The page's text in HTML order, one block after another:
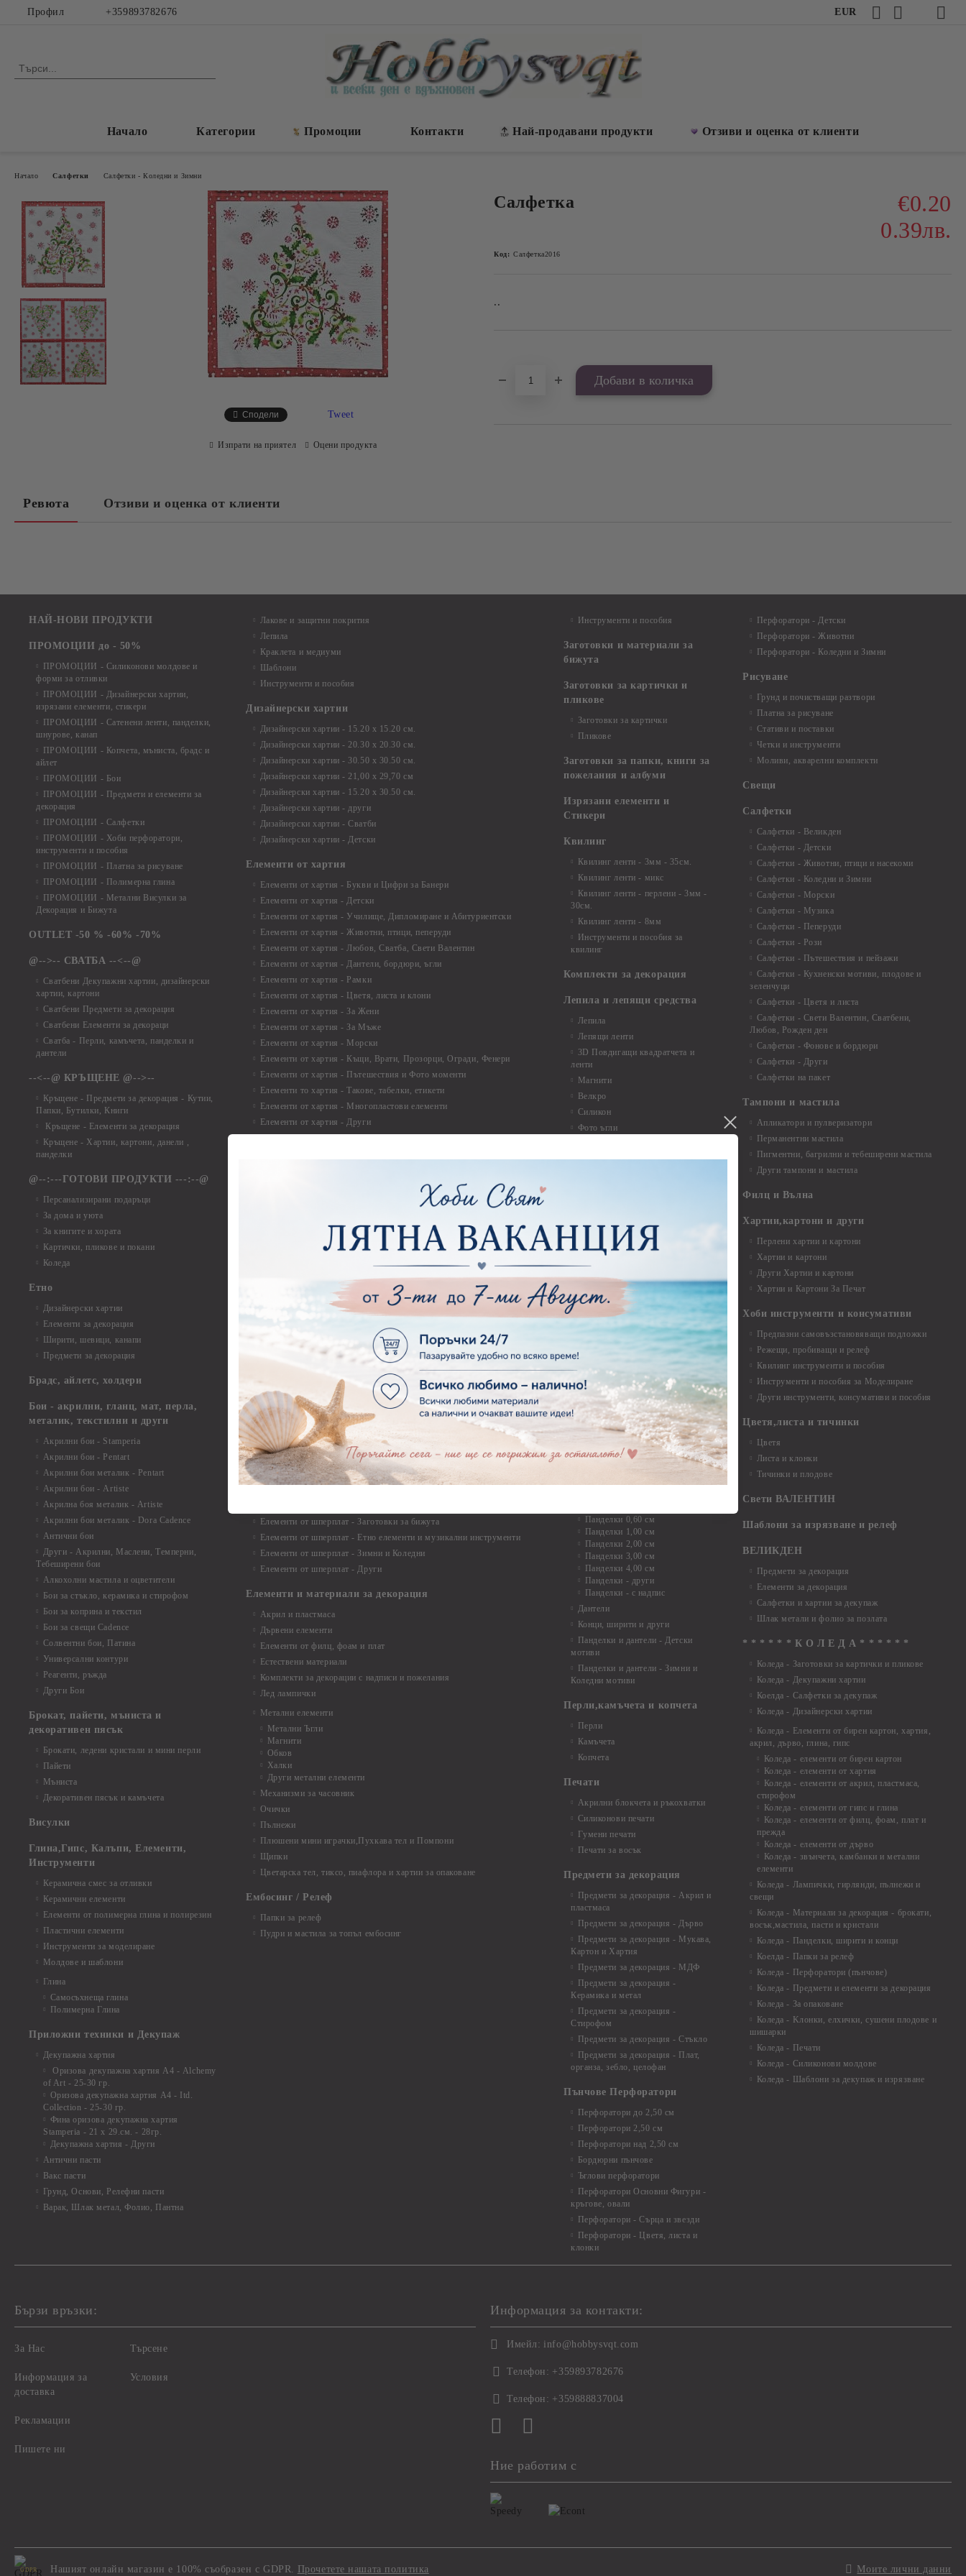
Профил +359893782676 EUR
Начало Категории Промоции Контакти Най-продавани продукти Отзиви и оценка от клиенти
Начало Салфетки Салфетки - Коледни и Зимни
Салфетка
€0.20
0.39лв.
Код: Салфетка2016
..
Сподели Tweet
Изпрати на приятел Оцени продукта
Ревюта Отзиви и оценка от клиенти
НАЙ-НОВИ ПРОДУКТИ
ПРОМОЦИИ до - 50%
ПРОМОЦИИ - Силиконови молдове и
форми за отливки
ПРОМОЦИИ - Дизайнерски хартии,
изрязани елементи, стикери
ПРОМОЦИИ - Сатенени ленти, панделки,
шнурове, канап
ПРОМОЦИИ - Копчета, мъниста, брадс и
айлет
ПРОМОЦИИ - Бои
ПРОМОЦИИ - Предмети и елементи за
декорация
ПРОМОЦИИ - Салфетки
ПРОМОЦИИ - Хоби перфоратори,
инструменти и пособия
ПРОМОЦИИ - Платна за рисуване
ПРОМОЦИИ - Полимерна глина
ПРОМОЦИИ - Метални Висулки за
Декорация и Бижута
OUTLET -50 % -60% -70%
@-->-- СВАТБА --<--@
Сватбени Декупажни хартии, дизайнерски
хартии, картони
Сватбени Предмети за декорация
Сватбени Елементи за декораци
Сватба - Перли, камъчета, панделки и
дантели
--<--@ КРЪЩЕНЕ @-->--
Кръщене - Предмети за декорация - Кутии,
Папки, Бутилки, Книги
Кръщене - Елементи за декорация
Кръщене - Хартии, картони, данели ,
панделки
@--:---ГОТОВИ ПРОДУКТИ ---:--@
Персанализирани подаръци
За дома и уюта
За книгите и хората
Картички, пликове и покани
Коледа
Етно
Дизайнерски хартии
Елементи за декорация
Ширити, шевици, канапи
Предмети за декорация
Брадс, айлетс, холдери
Бои - акрилни, гланц, мат, перла,
металик, текстилни и други
Акрилни бои - Stamperia
Акрилни бои - Pentart
Акрилни бои металик - Pentart
Акрилни бои - Artiste
Акрилна боя металик - Artiste
Акрилни бои металик - Dora Cadence
Антични бои
Други - Акрилни, Маслени, Темперни,
Тебеширени бои
Алкохолни мастила и оцветители
Бои за стъкло, керамика и стирофом
Бои за коприна и текстил
Бои за свещи Cadence
Солвентни бои, Патина
Универсални контури
Реагенти, ръжда
Други Бои
Брокат, пайети, мъниста и
декоративен пясък
Брокати, ледени кристали и мини перли
Пайети
Мъниста
Декоративен пясък и камъчета
Висулки
Глина,Гипс, Калъпи, Елементи,
Инструменти
Керамична смес за отливки
Керамични елементи
Елементи от полимерна глина и полирезин
Пластични елементи
Инструменти за моделиране
Молдове и шаблони
Глина
Самосъхнеща глина
Полимерна Глина
Приложни техники и Декупаж
Декупажна хартия
Оризова декупажна хартия А4 - Alchemy
of Art - 25-30 гр.
Оризова декупажна хартия А4 - Itd.
Collection - 25-30 гр.
Фина оризова декупажна хартия
Stamperia - 21 х 29.см. - 28гр.
Декупажна хартия - Други
Антични пасти
Вакс пасти
Грунд, Основи, Релефни пасти
Варак, Шлак метал, Фолио, Пантна
Лакове и защитни покрития
Лепила
Краклета и медиуми
Шаблони
Инструменти и пособия
Дизайнерски хартии
Дизайнерски хартии - 15.20 х 15.20 см.
Дизайнерски хартии - 20.30 х 20.30 см.
Дизайнерски хартии - 30.50 х 30.50 см.
Дизайнерски хартии - 21,00 х 29,70 см
Дизайнерски хартии - 15.20 x 30.50 см.
Дизайнерски хартии - други
Дизайнерски хартии - Сватби
Дизайнерски хартии - Детски
Елементи от хартия
Елементи от хартия - Букви и Цифри за Банери
Елементи от хартия - Детски
Елементи от хартия - Училище, Дипломиране и Абитуриентски
Елементи от хартия - Животни, птици, пеперуди
Елементи от хартия - Любов, Сватба, Свети Валентин
Елементи от хартия - Дантели, бордюри, ъгли
Елементи от хартия - Рамки
Елементи от хартия - Цветя, листа и клони
Елементи от хартия - За Жени
Елементи от хартия - За Мъже
Елементи от хартия - Морски
Елементи от хартия - Къщи, Врати, Прозорци, Огради, Фенери
Елементи от хартия - Пътешествия и Фото моменти
Елементи то хартия - Такове, табелки, етикети
Елементи от хартия - Многопластови елементи
Елементи от хартия - Други
Елементи от бирен картон - Надписи на български
Елементи от бирен картон - Ъгли и орнаменти
Елементи от бирен картон - Училище, Дипломиране и Завършване
Елементи от бирен картон - Бебшки и Детски елементи
Елементи от бирен картон - Цветя и Животни
Елементи от бирен картон - Стиймпънк и Мъжки елементи
Елементи от бирен картон - Пътешестия - море, планина ,транспорт
Елементи от бирен картон - Други
Елементи от бирен картон - За миниатюри, дълбоки рамки, бебешки
съкровища и екслоадиращи кутии
Елементи от бирен картон - Коледа и Зима
Елементи от бирен картон - Тематични комплекти
Елементи от бирен картон - Шейкър заготовки от бирен картон за
3D картички, албуми, ръчно израбоени проекти
Елементи от шперплат
Елементи от шперплат - Заготовки за бижута
Елементи от шперплат - Етно елементи и музикални инструменти
Елементи от шперплат - Зимни и Коледни
Елементи от шперплат - Други
Елементи и материали за декорация
Акрил и пластмаса
Дървени елементи
Елементи от филц, фоам и плат
Естествени материали
Комплекти за декорации с надписи и пожелания
Лед лампички
Метални елементи
Метални Ъгли
Магнити
Обков
Халки
Други метални елементи
Механизми за часовник
Очички
Пълнежи
Плюшени мини играчки,Пухкава тел и Помпони
Щипки
Цветарска тел, тиксо, пиафлора и хартии за опаковане
Ембосинг / Релеф
Папки за релеф
Пудри и мастила за топъл ембосинг
Инструменти и пособия
Заготовки и материали за
бижута
Заготовки за картички и
пликове
Заготовки за картички
Пликове
Заготовки за папки, книги за
пожелания и албуми
Изрязани елементи и
Стикери
Квилинг
Квилинг ленти - 3мм - 35см.
Квилинг ленти - микс
Квилинг ленти - перлени - 3мм -
30см.
Квилинг ленти - 8мм
Инструменти и пособия за
квилинг
Комплекти за декорация
Лепила и лепящи средства
Лепила
Лепящи ленти
3D Повдигащи квадратчета и
ленти
Магнити
Велкро
Силикон
Фото ъгли
Дръжки
Закачалки
Крака за мебели
Други аксесоари, материали и
инструменти
Моливи, маркери, химикали,
пастели и восъци
Восъци
Маркери, флумастери, химикали
Пастели
Панделки, дантели и други
Панделки 0,60 см
Панделки 1,00 см
Панделки 2,00 см
Панделки 3,00 см
Панделки 4,00 см
Панделки - други
Панделки - с надпис
Дантели
Конци, ширити и други
Панделки и дантели - Детски
мотиви
Панделки и дантели - Зимни и
Коледни мотиви
Перли,камъчета и копчета
Перли
Камъчета
Копчета
Печати
Акрилни блокчета и ръкохватки
Силиконови печати
Гумени печати
Печати за восък
Предмети за декорация
Предмети за декорация - Акрил и
пластмаса
Предмети за декорация - Дърво
Предмети за декорация - Мукава,
Картон и Хартия
Предмети за декорация - МДФ
Предмети за декорация -
Керамика и метал
Предмети за декорация -
Стирофом
Предмети за декорация - Стъкло
Предмети за декорация - Плат,
органза, зебло, целофан
Пънчове Перфоратори
Перфоратори до 2,50 см
Перфоратори 2,50 см
Перфоратори над 2,50 см
Бордюрни пънчове
Ъглови перфоратори
Перфоратори Основни Фигури -
кръгове, овали
Перфоратори - Сърца и звезди
Перфоратори - Цветя, листа и
клонки
Перфоратори - Детски
Перфоратори - Животни
Перфоратори - Коледни и Зимни
Рисуване
Грунд и почистващи разтвори
Платна за рисуване
Стативи и поставки
Четки и инструменти
Моливи, акварелни комплекти
Свещи
Салфетки
Салфетки - Великден
Салфетки - Детски
Салфетки - Животни, птици и насекоми
Салфетки - Коледни и Зимни
Салфетки - Морски
Салфетки - Музика
Салфетки - Пеперуди
Салфетки - Рози
Салфетки - Пътешествия и пейзажи
Салфетки - Кухненски мотиви, плодове и
зеленчуци
Салфетки - Цветя и листа
Салфетки - Свети Валентин, Сватбени,
Любов, Рожден ден
Салфетки - Фонове и бордюри
Салфетки - Други
Салфетки на пакет
Тампони и мастила
Апликатори и пулверизатори
Перманентни мастила
Пигментни, багрилни и тебеширени мастила
Други тампони и мастила
Филц и Вълна
Хартии,картони и други
Перлени хартии и картони
Хартии и картони
Други Хартии и картони
Хартии и Картони За Печат
Хоби инструменти и консумативи
Предпазни самовъзстановяващи подложки
Режещи, пробиващи и релеф
Квилинг инструменти и пособия
Инструменти и пособия за Моделиране
Други инструменти, консумативи и пособия
Цветя,листа и тичинки
Цветя
Листа и клонки
Тичинки и плодове
Свети ВАЛЕНТИН
Шаблони за изрязване и релеф
ВЕЛИКДЕН
Предмети за декорация
Елементи за декорация
Салфетки и хартии за декупаж
Шлак метали и фолио за позлата
* * * * * * К О Л Е Д А * * * * * *
Коледа - Заготовки за картички и пликове
Коледа - Декупажни хартии
Коелда - Салфетки за декупаж
Коледа - Дизайнерски хартии
Коледа - Eлементи от бирен картон, хартия,
акрил, дърво, глина, гипс
Коледа - елементи от бирен картон
Коледа - елементи от хартия
Коледа - елементи от акрил, пластмаса,
стирофом
Коледа - елементи от гипс и глина
Коледа - елементи от филц, фоам, плат и
прежда
Коледа - елементи от дърво
Коледа - звънчета, камбанки и метални
елементи
Коледа - Лампички, гирлянди, пълнежи и
свещи
Коледа - Материали за декорация - брокати,
восък,мастила, пасти и кристали
Коледа - Панделки, ширити и конци
Коелда - Папки за релеф
Коледа - Перфоратори (пънчове)
Коледа - Предмети и елементи за декорация
Коледа - За опаковане
Коледа - Kлонки, елхички, сушени плодове и
шишарки
Коледа - Печати
Коледа - Силиконови молдове
Коледа - Шаблони за декупаж и изрязване
Бързи връзки:
За Нас
Информация за
доставка
Рекламации
Пишете ни
Търсене
Условия
Информация за контакти:
Имейл: info@hobbysvqt.com
Телефон: +359893782676
Телефон: +359888837004
Ние работим с
GDPR Нашият онлайн магазин е 100% съобразен с GDPR. Прочетете нашата политика Моите лични данни